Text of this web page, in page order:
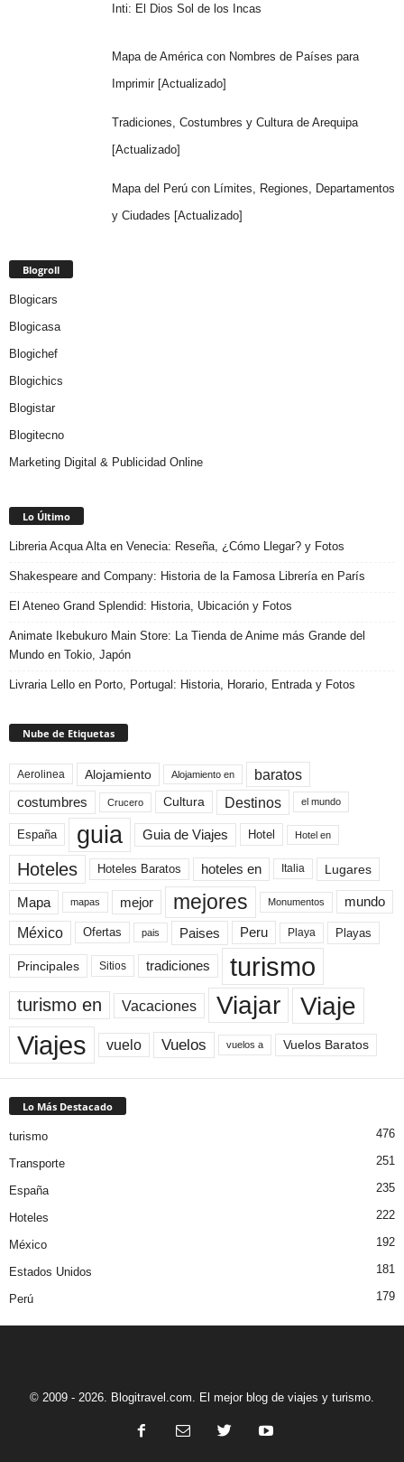
Inti: El Dios Sol de los Incas
Mapa de América con Nombres de Países para
Imprimir [Actualizado]
Tradiciones, Costumbres y Cultura de Arequipa
[Actualizado]
Mapa del Perú con Límites, Regiones, Departamentos
y Ciudades [Actualizado]
Blogroll
Blogicars
Blogicasa
Blogichef
Blogichics
Blogistar
Blogitecno
Marketing Digital & Publicidad Online
Lo Último
Libreria Acqua Alta en Venecia: Reseña, ¿Cómo Llegar? y Fotos
Shakespeare and Company: Historia de la Famosa Librería en París
El Ateneo Grand Splendid: Historia, Ubicación y Fotos
Animate Ikebukuro Main Store: La Tienda de Anime más Grande del
Mundo en Tokio, Japón
Livraria Lello en Porto, Portugal: Historia, Horario, Entrada y Fotos
Nube de Etiquetas
Aerolinea Alojamiento Alojamiento en baratos
costumbres Crucero Cultura Destinos el mundo
España guia Guia de Viajes Hotel Hotel en
Hoteles Hoteles Baratos hoteles en Italia Lugares
Mapa mapas mejor mejores Monumentos mundo
México Ofertas pais Paises Peru Playa Playas
Principales Sitios tradiciones turismo
turismo en Vacaciones Viajar Viaje
Viajes vuelo Vuelos vuelos a Vuelos Baratos
Lo Más Destacado
turismo 476
Transporte 251
España 235
Hoteles 222
México 192
Estados Unidos 181
Perú 179
© 2009 - 2026. Blogitravel.com. El mejor blog de viajes y turismo.